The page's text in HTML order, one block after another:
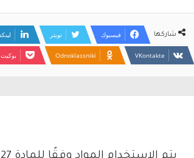
شاركها فيسبوك تويتر
Odnoklassniki بوكيت